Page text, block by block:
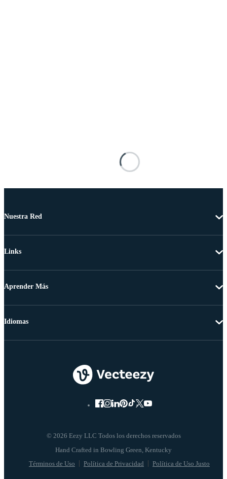
Nuestra Red
Links
Aprender Más
© 2026 Eezy LLC Todos los derechos reservados
Términos de Uso Política de Privacidad Política de Uso Justo
Idiomas